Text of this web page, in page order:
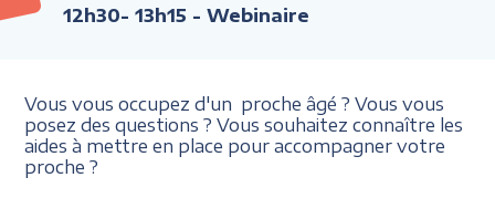
12h30- 13h15 - Webinaire
Vous vous occupez d'un proche âgé ? Vous vous
posez des questions ? Vous souhaitez connaître les
aides à mettre en place pour accompagner votre
proche ?